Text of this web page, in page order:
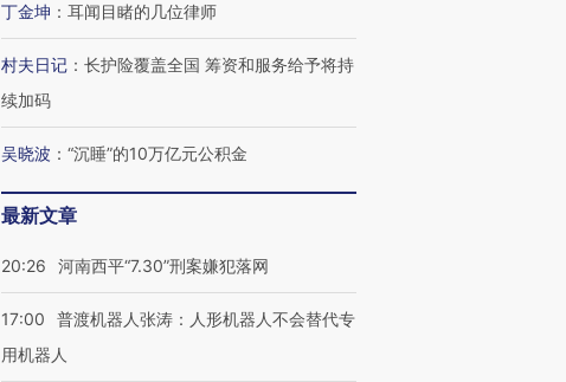
丁金坤 ： 耳闻目睹的几位律师
村夫日记 ： 长护险覆盖全国 筹资和服务给予将持
续加码
吴晓波 ： “沉睡”的10万亿元公积金
最新文章
20:26 河南西平“7.30”刑案嫌犯落网
17:00
普渡机器人张涛：人形机器人不会替代专
用机器人